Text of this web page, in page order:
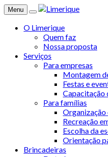
Menu
O Limerique
Quem faz
Nossa proposta
Serviços
Para empresas
Montagem
Festas e
Capacitação
Para famílias
Organização
Recreação
Escolha da
Orientação
Brincadeiras